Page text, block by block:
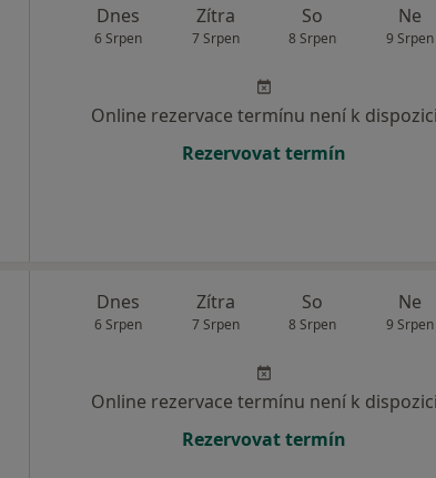
Dnes
6 Srpen
Zítra
7 Srpen
So
8 Srpen
Ne
9 Srpen
Online rezervace termínu není k dispozici
Rezervovat termín
Dnes
6 Srpen
Zítra
7 Srpen
So
8 Srpen
Ne
9 Srpen
Online rezervace termínu není k dispozici
Rezervovat termín